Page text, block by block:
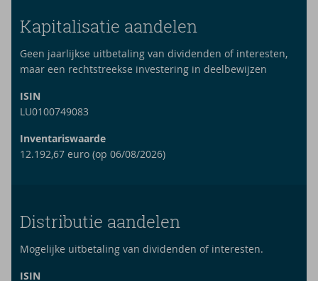
Kapitalisatie aandelen
Geen jaarlijkse uitbetaling van dividenden of interesten,
maar een rechtstreekse investering in deelbewijzen
ISIN
LU0100749083
Inventariswaarde
12.192,67 euro (op 06/08/2026)
Distributie aandelen
Mogelijke uitbetaling van dividenden of interesten.
ISIN